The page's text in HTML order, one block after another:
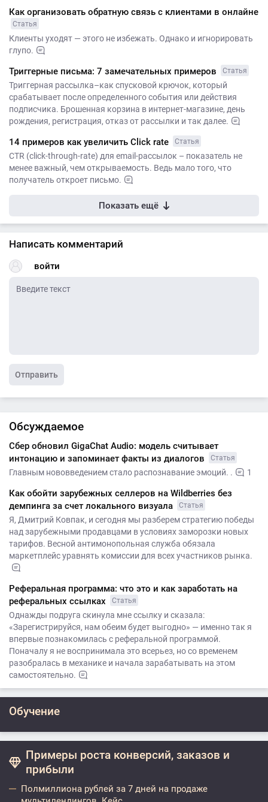
Как организовать обратную связь с клиентами в онлайне
Статья
Клиенты уходят — этого не избежать. Однако и игнорировать
глупо.
Триггерные письма: 7 замечательных примеров Статья
Триггерная рассылка–как спусковой крючок, который
срабатывает после определенного события или действия
подписчика. Брошенная корзина в интернет-магазине, день
рождения, регистрация, отказ от рассылки и так далее.
14 примеров как увеличить Click rate Статья
CTR (click-through-rate) для email-рассылок – показатель не
менее важный, чем открываемость. Ведь мало того, что
получатель откроет письмо.
Показать ещё
Написать комментарий
войти
Отправить
Обсуждаемое
Сбер обновил GigaChat Audio: модель считывает
интонацию и запоминает факты из диалогов
Статья
Главным нововведением стало распознавание эмоций. . 1
Как обойти зарубежных селлеров на Wildberries без
демпинга за счет локального визуала
Статья
Я, Дмитрий Ковпак, и сегодня мы разберем стратегию победы
над зарубежными продавцами в условиях заморозки новых
тарифов. Весной антимонопольная служба обязала
маркетплейс уравнять комиссии для всех участников рынка.
Реферальная программа: что это и как заработать на
реферальных ссылках
Статья
Однажды подруга скинула мне ссылку и сказала:
«Зарегистрируйся, нам обеим будет выгодно» — именно так я
впервые познакомилась с реферальной программой.
Поначалу я не воспринимала это всерьез, но со временем
разобралась в механике и начала зарабатывать на этом
самостоятельно.
Обучение
Примеры роста конверсий, заказов и
прибыли
Полмиллиона рублей за 7 дней на продаже